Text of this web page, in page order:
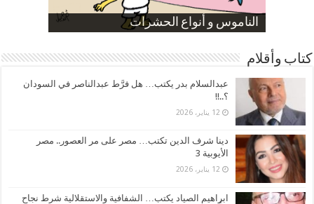
الناموس و أنواع الحشرات
الموظفين بعد ارتفاع الأسعار
ارتفاع نسبة الطلاق في مصر
صورة كاركاتيرية
صورة كاركاتيرية
كتاب وأقلام
عبدالسلام بدر يكتب… هل فرَّط عبدالناصر في السودان
؟..!!
12 يناير، 2026
دينا شرف الدين تكتب… مصر على مر العصور.. مصر
الأيوبية 3
12 يناير، 2026
ابراهيم الصياد يكتب… الشفافية والاستقلالية شرط نجاح